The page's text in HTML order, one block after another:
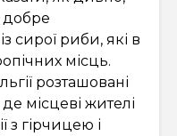
добре
сирої риби, які в
місць.
розташовані
місцеві жителі
з гірчицею і